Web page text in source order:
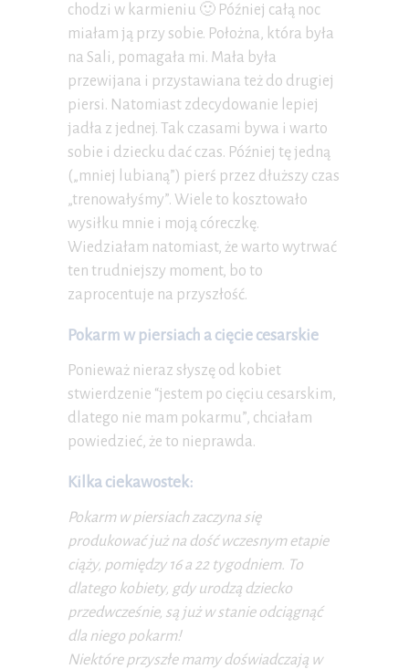
chodzi w karmieniu 🙂 Później całą noc
miałam ją przy sobie. Położna, która była
na Sali, pomagała mi. Mała była
przewijana i przystawiana też do drugiej
piersi. Natomiast zdecydowanie lepiej
jadła z jednej. Tak czasami bywa i warto
sobie i dziecku dać czas. Później tę jedną
(„mniej lubianą”) pierś przez dłuższy czas
„trenowałyśmy”. Wiele to kosztowało
wysiłku mnie i moją córeczkę.
Wiedziałam natomiast, że warto wytrwać
ten trudniejszy moment, bo to
zaprocentuje na przyszłość.
Pokarm w piersiach a cięcie cesarskie
Ponieważ nieraz słyszę od kobiet
stwierdzenie “jestem po cięciu cesarskim,
dlatego nie mam pokarmu”, chciałam
powiedzieć, że to nieprawda.
Kilka ciekawostek:
Pokarm w piersiach zaczyna się
produkować już na dość wczesnym etapie
ciąży, pomiędzy 16 a 22 tygodniem. To
dlatego kobiety, gdy urodzą dziecko
przedwcześnie, są już w stanie odciągnąć
dla niego pokarm!
Niektóre przyszłe mamy doświadczają w